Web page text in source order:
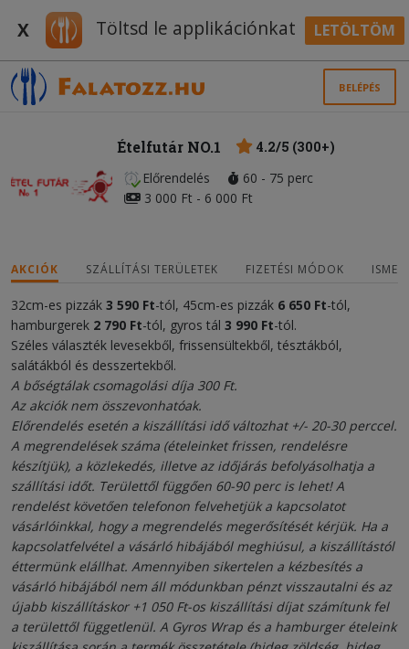
X Töltsd le applikációnkat LETÖLTÖM
BELÉPÉS
Ételfutár NO.1
4.2/5 (300+)
Előrendelés
60 - 75 perc
3 000 Ft - 6 000 Ft
AKCIÓK SZÁLLÍTÁSI TERÜLETEK FIZETÉSI MÓDOK
32cm-es pizzák 3 590 Ft-tól, 45cm-es pizzák 6 650 Ft-tól,
hamburgerek 2 790 Ft-tól, gyros tál 3 990 Ft-tól.
Széles választék levesekből, frissensültekből, tésztákból,
salátákból és desszertekből.
A bőségtálak csomagolási díja 300 Ft.
Az akciók nem összevonhatóak.
Előrendelés esetén a kiszállítási idő változhat +/- 20-30 perccel.
A megrendelések száma (ételeinket frissen, rendelésre
készítjük), a közlekedés, illetve az időjárás befolyásolhatja a
szállítási időt. Területtől függően 60-90 perc is lehet! A
rendelést követően telefonon felvehetjük a kapcsolatot
vásárlóinkkal, hogy a megrendelés megerősítését kérjük. Ha a
kapcsolatfelvétel a vásárló hibájából meghiúsul, a kiszállítástól
éttermünk elállhat. Amennyiben sikertelen a kézbesítés a
vásárló hibájából nem áll módunkban pénzt visszautalni és az
újabb kiszállításkor +1 050 Ft-os kiszállítási díjat számítunk fel
a területtől függetlenül. A Gyros Wrap és a hamburger ételeink